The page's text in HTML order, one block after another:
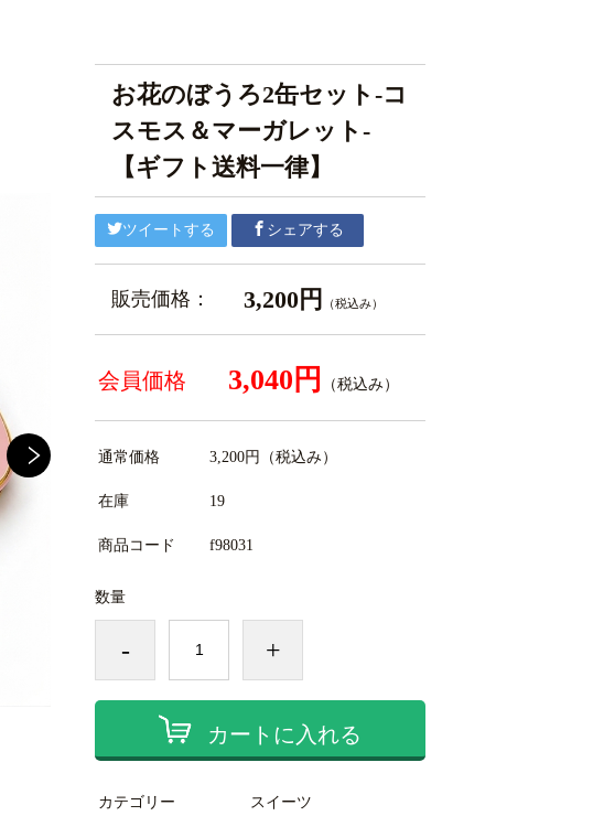
お花のぼうろ2缶セット‐コ
スモス＆マーガレット‐
【ギフト送料一律】
ツイートする シェアする
販売価格： 3,200円 （税込み）
会員価格 3,040円 （税込み）
通常価格 3,200円 （税込み）
在庫 19
商品コード f98031
数量
- +
カートに入れる
カテゴリー スイーツ